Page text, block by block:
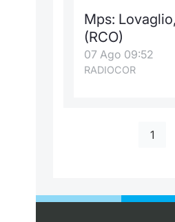
Mps:
(RCO)
07 Ago 09:52
RADIOCOR
1